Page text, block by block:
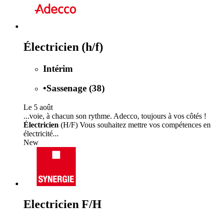
Électricien (h/f)
Intérim
•Sassenage (38)
Le 5 août
...voie, à chacun son rythme. Adecco, toujours à vos côtés !
Électricien (H/F) Vous souhaitez mettre vos compétences en
électricité...
New
Electricien F/H